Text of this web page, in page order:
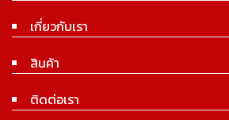
เกี่ยวกับเรา
สินค้า
ติดต่อเรา